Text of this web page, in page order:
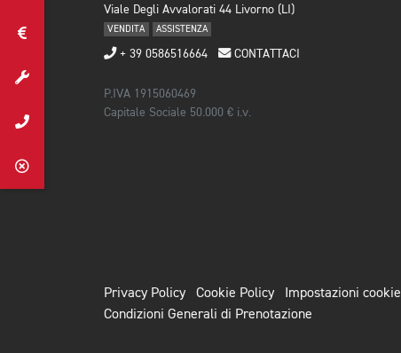
Viale Degli Avvalorati 44 Livorno (LI)
VENDITA ASSISTENZA
+ 39 0586516664 CONTATTACI
P.IVA 1915060469
Capitale Sociale 50.000 € i.v.
Privacy Policy Cookie Policy Impostazioni cookie
Condizioni Generali di Prenotazione